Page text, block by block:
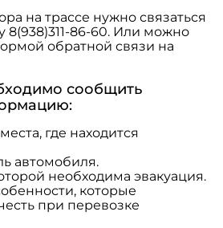
на трассе нужно связаться
8(938)311-86-60. Или можно
обратной связи на
сообщить
где находится
автомобиля.
необходима эвакуация.
которые
при перевозке